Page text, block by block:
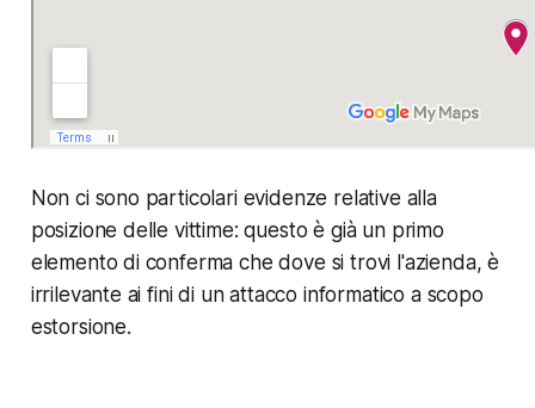
Non ci sono particolari evidenze relative alla
posizione delle vittime:questo è già un primo
elemento di conferma che dove si trovi l'azienda, è
irrilevante ai fini di un attacco informatico a scopo
estorsione.